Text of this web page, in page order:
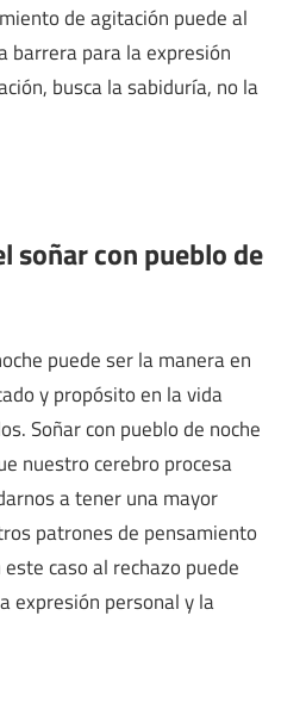
de agitación puede al
barrera para la expresión
busca la sabiduría, no la
soñar con pueblo de
puede ser la manera en
y propósito en la vida
Soñar con pueblo de noche
nuestro cerebro procesa
a tener una mayor
patrones de pensamiento
caso al rechazo puede
expresión personal y la